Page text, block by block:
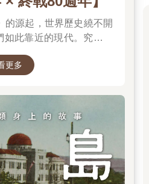
到羈押與起訴。對於內亂主謀也
漢南洞的總統官邸中，將警衛處
的執行，但這也只擋得了一時，
隨後，憲法法院正式啟動彈劾程
辯與煽動，對部分國民確實頗具
到準內戰狀態？」然而，他公開
的撤銷羈押決定與放棄即時抗
的車輪並未停止轉動，其罪行必
。最終，憲法法院作出了宣判，
決：
（二○一七年三月十日）
（二○二五年四月四日）
的源起，世界歷史繞不開
此靠近的現代。究竟是
突？我們站在世界和平的
更多